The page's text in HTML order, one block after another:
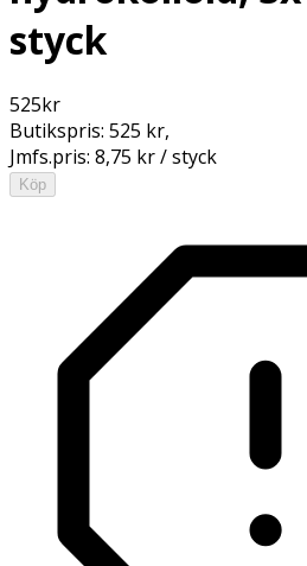
styck
525kr
Butikspris: 525 kr,
Jmfs.pris: 8,75 kr / styck
Köp